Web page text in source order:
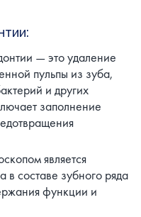
— это удаление
пульпы из зуба,
и других
заполнение
является
в составе зубного ряда
функции и